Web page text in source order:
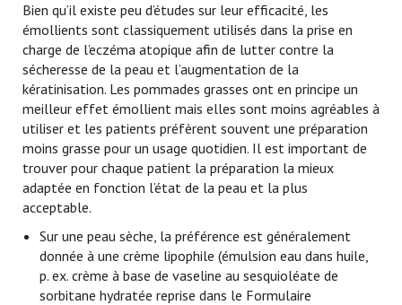
Bien qu’il existe peu d’études sur leur efficacité, les
émollients sont classiquement utilisés dans la prise en
charge de l’eczéma atopique afin de lutter contre la
sécheresse de la peau et l’augmentation de la
kératinisation. Les pommades grasses ont en principe un
meilleur effet émollient mais elles sont moins agréables à
utiliser et les patients préfèrent souvent une préparation
moins grasse pour un usage quotidien. Il est important de
trouver pour chaque patient la préparation la mieux
adaptée en fonction l’état de la peau et la plus
acceptable.
Sur une peau sèche, la préférence est généralement
donnée à une crème lipophile (émulsion eau dans huile,
p. ex. crème à base de vaseline au sesquioléate de
sorbitane hydratée reprise dans le Formulaire